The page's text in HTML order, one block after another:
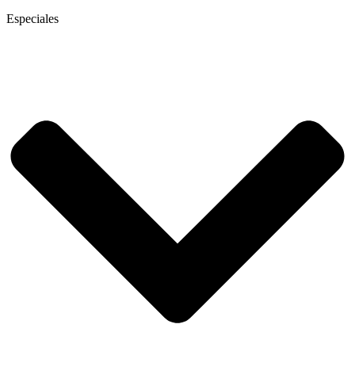
Especiales